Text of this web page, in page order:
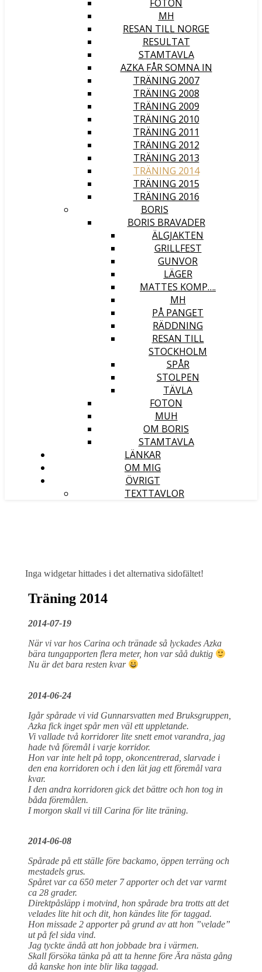
FOTON
MH
RESAN TILL NORGE
RESULTAT
STAMTAVLA
AZKA FÅR SOMNA IN
TRÄNING 2007
TRÄNING 2008
TRÄNING 2009
TRÄNING 2010
TRÄNING 2011
TRÄNING 2012
TRÄNING 2013
TRÄNING 2014
TRÄNING 2015
TRÄNING 2016
BORIS
BORIS BRAVADER
ÄLGJAKTEN
GRILLFEST
GUNVOR
LÄGER
MATTES KOMP….
MH
PÅ PANGET
RÄDDNING
RESAN TILL
STOCKHOLM
SPÅR
STOLPEN
TÄVLA
FOTON
MUH
OM BORIS
STAMTAVLA
LÄNKAR
OM MIG
ÖVRIGT
TEXTTAVLOR
Inga widgetar hittades i det alternativa sidofältet!
Träning 2014
2014-07-19
När vi var hos Carina och tränade så lyckades Azka
bära tungapporten flera meter, hon var såå duktig
Nu är det bara resten kvar
2014-06-24
Igår spårade vi vid Gunnarsvatten med Bruksgruppen,
Azka fick inget spår men väl ett uppletande.
Vi vallade två korridorer lite snett emot varandra, jag
hade två föremål i varje korridor.
Hon var inte helt på topp, okoncentrerad, slarvade i
den ena korridoren och i den lät jag ett föremål vara
kvar.
I den andra korridoren gick det bättre och hon tog in
båda föremålen.
I morgon skall vi till Carina för lite träning.
2014-06-08
Spårade på ett ställe före backamo, öppen terräng och
mestadels grus.
Spåret var ca 650 meter 7 apporter och det var varmt
ca 28 grader.
Direktpåsläpp i motvind, hon spårade bra trotts att det
velades lite hit och dit, hon kändes lite för taggad.
Hon missade 2 apporter på grund av att hon ”velade”
ut på fel sida vind.
Jag tyckte ändå att hon jobbade bra i värmen.
Skall försöka tänka på att ta henne före Ära nästa gång
då kanske hon inte blir lika taggad.